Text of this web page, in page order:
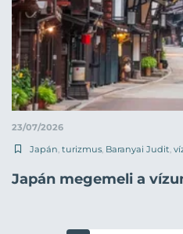
23/07/2026
Japán, turizmus, Baranyai Judit,
Japán megemeli a